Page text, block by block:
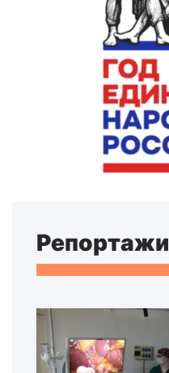
Репортажи